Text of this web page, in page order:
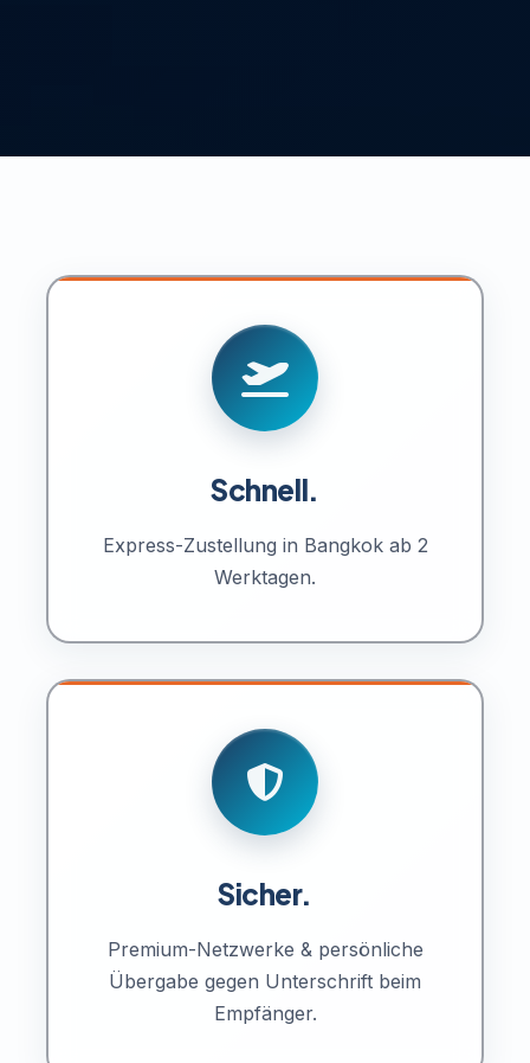
Schnell.
Express-Zustellung in Bangkok ab 2
Werktagen.
Sicher.
Premium-Netzwerke & persönliche
Übergabe gegen Unterschrift beim
Empfänger.